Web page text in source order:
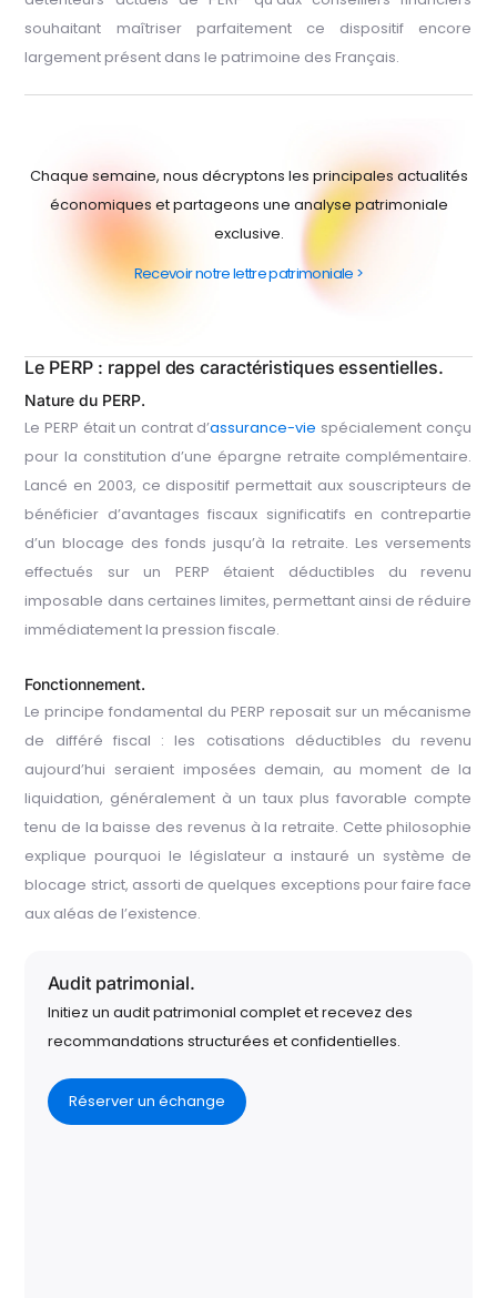
souhaitant maîtriser parfaitement ce dispositif encore
largement présent dans le patrimoine des Français.
Chaque semaine, nous décryptons les principales actualités
économiques et partageons une analyse patrimoniale
exclusive.
Recevoir notre lettre patrimoniale >
Le PERP : rappel des caractéristiques essentielles.
Nature du PERP.
Le PERP était un contrat d’assurance-vie spécialement conçu
pour la constitution d’une épargne retraite complémentaire.
Lancé en 2003, ce dispositif permettait aux souscripteurs de
bénéficier d’avantages fiscaux significatifs en contrepartie
d’un blocage des fonds jusqu’à la retraite. Les versements
effectués sur un PERP étaient déductibles du revenu
imposable dans certaines limites, permettant ainsi de réduire
immédiatement la pression fiscale.
Fonctionnement.
Le principe fondamental du PERP reposait sur un mécanisme
de différé fiscal : les cotisations déductibles du revenu
aujourd’hui seraient imposées demain, au moment de la
liquidation, généralement à un taux plus favorable compte
tenu de la baisse des revenus à la retraite. Cette philosophie
explique pourquoi le législateur a instauré un système de
blocage strict, assorti de quelques exceptions pour faire face
aux aléas de l’existence.
Audit patrimonial.
Initiez un audit patrimonial complet et recevez des
recommandations structurées et confidentielles.
Réserver un échange